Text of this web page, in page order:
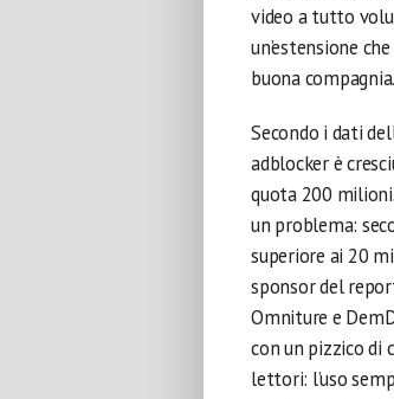
video a tutto
un’estensione
buona compagnia.
Secondo i dati
adblocker è
quota 200
un problema:
superiore ai 20
sponsor del
Omniture e
con un pizzico di
lettori: l’uso